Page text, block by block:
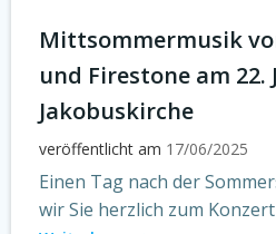
Mittsommermusik
und Firestone am 22.
Jakobuskirche
veröffentlicht am 17/06/2025
Einen Tag nach der
wir Sie herzlich zum